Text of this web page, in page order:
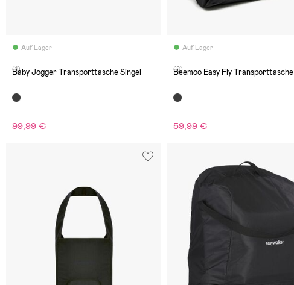
Auf Lager
(1)
Baby Jogger Transporttasche Singel
99,99 €
Auf Lager
(8)
Beemoo Easy Fly Transporttasche
59,99 €